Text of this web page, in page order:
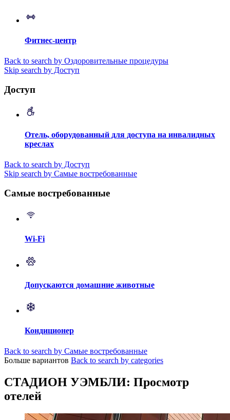
Фитнес-центр
Back to search by Оздоровительные процедуры
Skip search by Доступ
Доступ
Отель, оборудованный для доступа на инвалидных
креслах
Back to search by Доступ
Skip search by Самые востребованные
Самые востребованные
Wi-Fi
Допускаются домашние животные
Кондиционер
Back to search by Самые востребованные
Больше вариантов Back to search by categories
СТАДИОН УЭМБЛИ: Просмотр
отелей